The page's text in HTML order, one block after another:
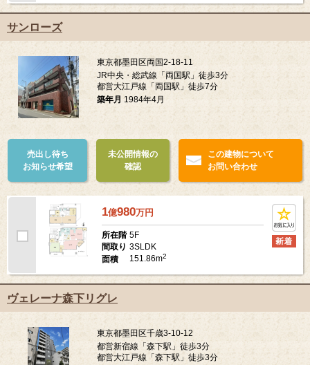
サンローズ
東京都墨田区両国2-18-11
JR中央・総武線「両国駅」徒歩3分
都営大江戸線「両国駅」徒歩7分
築年月 1984年4月
売出し待ち
お知らせ希望
未公開情報の
確認
この建物について
お問い合わせ
1億980万円
所在階 5F
間取り 3SLDK
面積
151.86m2
ヴェレーナ森下リグレ
東京都墨田区千歳3-10-12
都営新宿線「森下駅」徒歩3分
都営大江戸線「森下駅」徒歩3分